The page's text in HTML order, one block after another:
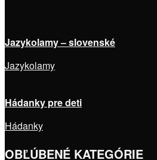
Jazykolamy – slovenské
Jazykolamy
Hádanky pre deti
Hádanky
OBĽÚBENÉ KATEGÓRIE